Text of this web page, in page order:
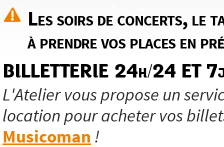
Les soirs de concerts, le
à prendre vos places en
BILLETTERIE 24h/24 ET
L'Atelier vous propose un
location pour acheter vos
Musicoman !